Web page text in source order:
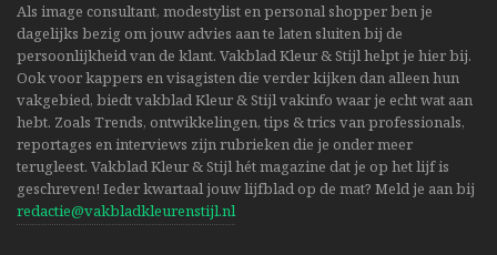
Als image consultant, modestylist en personal shopper ben je
dagelijks bezig om jouw advies aan te laten sluiten bij de
persoonlijkheid van de klant. Vakblad Kleur & Stijl helpt je hier bij.
Ook voor kappers en visagisten die verder kijken dan alleen hun
vakgebied, biedt vakblad Kleur & Stijl vakinfo waar je echt wat aan
hebt. Zoals Trends, ontwikkelingen, tips & trics van professionals,
reportages en interviews zijn rubrieken die je onder meer
terugleest. Vakblad Kleur & Stijl hét magazine dat je op het lijf is
geschreven! Ieder kwartaal jouw lijfblad op de mat? Meld je aan bij
redactie@vakbladkleurenstijl.nl